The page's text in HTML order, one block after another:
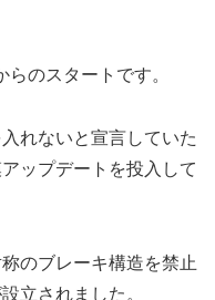
のスタートです。
れないと宣言していた
ップデートを投入して
のブレーキ構造を禁止
立されました。